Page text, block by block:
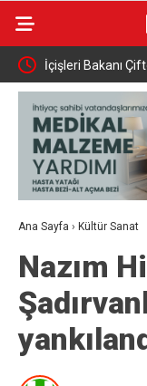
en İçişleri Bakanı
bu yılın ilk 7
Ana Sayfa › Kültür Sanat
Nazım